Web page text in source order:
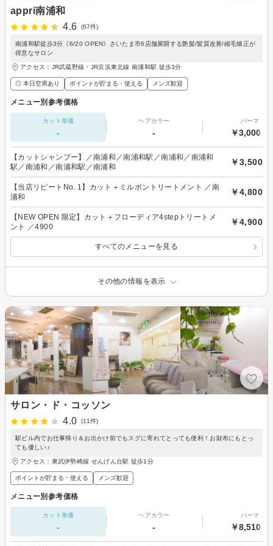
appri南浦和
4.6
(67件)
南浦和駅徒歩3分《6/20 OPEN》さいたま市6店舗展開する艶髪/髪質改善/縮毛矯正が
得意なサロン
アクセス：JR武蔵野線・JR京浜東北線 南浦和駅 徒歩3分
◎ 本日空席あり ポイントが貯まる・使える メンズ歓迎
メニュー別参考価格
カット単価
-
ヘアカラー
-
パーマ
￥3,000～
【カットシャンプー】／南浦和／南浦和駅／南浦和／南浦和
駅／南浦和／南浦和駅／南浦和
￥3,500
【当店リピートNo. 1】カット＋ミルボントリートメント ／南
浦和
￥4,800
【NEW OPEN 限定】カット＋フローディア4stepトリートメ
ント ／4900
￥4,900
すべてのメニューを見る
その他の情報を表示
サロン・ド・コッソン
4.0
(11件)
駅ビル内でお仕事帰り＆お出かけ前でもスグに寄れてとっても便利！お財布にもとっ
ても優しい♪
アクセス：東武伊勢崎線 せんげん台駅 徒歩1分
ポイントが貯まる・使える メンズ歓迎
メニュー別参考価格
カット単価
-
ヘアカラー
-
パーマ
￥8,510～